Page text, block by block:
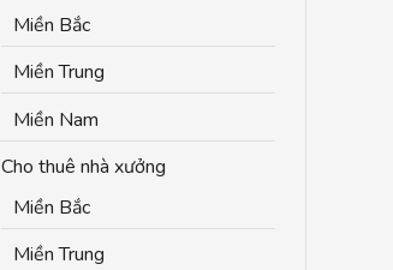
Miền Bắc
Miền Trung
Miền Nam
Cho thuê nhà xưởng
Miền Bắc
Miền Trung